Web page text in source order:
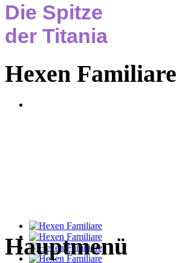
Die Spitze
der Titania
Hexen Familiare
Hauptmenü